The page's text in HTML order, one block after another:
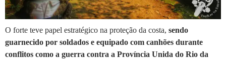
O forte teve papel estratégico na proteção da costa, sendo
guarnecido por soldados e equipado com canhões durante
conflitos como a guerra contra a Província Unida do Rio da